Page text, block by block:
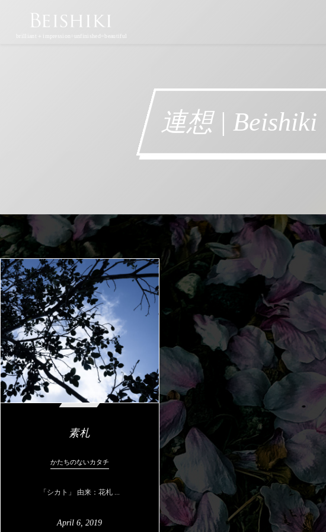
brilliant＋impression÷unfinished=beautiful
連想 |
素札
かたちのないカタチ
「シカト」 由来：花札 ...
April 6 ,2019